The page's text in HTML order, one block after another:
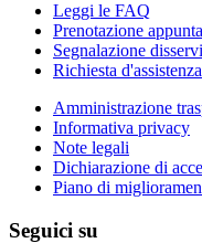
Leggi le FAQ
Prenotazione
Segnalazione
Richiesta d'assistenza
Amministrazione
Informativa privacy
Note legali
Dichiarazione di
Piano di
Seguici su